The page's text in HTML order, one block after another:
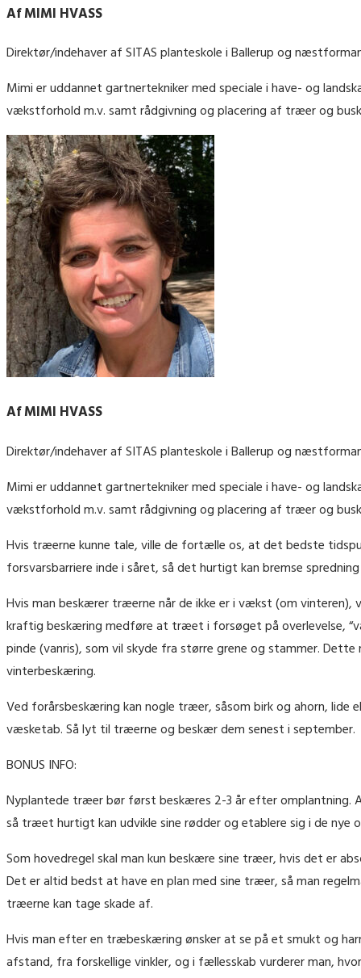
Af MIMI HVASS
Direktør/indehaver af SITAS planteskole i Ballerup og
Mimi er uddannet gartnertekniker med speciale i have- og
vækstforhold m.v. samt rådgivning og placering af træer og
Af MIMI HVASS
Direktør/indehaver af SITAS planteskole i Ballerup og
Mimi er uddannet gartnertekniker med speciale i have- og
vækstforhold m.v. samt rådgivning og placering af træer og
Hvis træerne kunne tale, ville de fortælle os, at det bedste
forsvarsbarriere inde i såret, så det hurtigt kan bremse
Hvis man beskærer træerne når de ikke er i vækst (om vinteren),
kraftig beskæring medføre at træet i forsøget på overlevelse,
pinde (vanris), som vil skyde fra større grene og stammer.
vinterbeskæring.
Ved forårsbeskæring kan nogle træer, såsom birk og ahorn,
væsketab. Så lyt til træerne og beskær dem senest i september.
BONUS INFO:
Nyplantede træer bør først beskæres 2-3 år efter omplantning.
så træet hurtigt kan udvikle sine rødder og etablere sig i de nye
Som hovedregel skal man kun beskære sine træer, hvis det er
Det er altid bedst at have en plan med sine træer, så man
træerne kan tage skade af.
Hvis man efter en træbeskæring ønsker at se på et smukt og
afstand, fra forskellige vinkler, og i fællesskab vurderer man,